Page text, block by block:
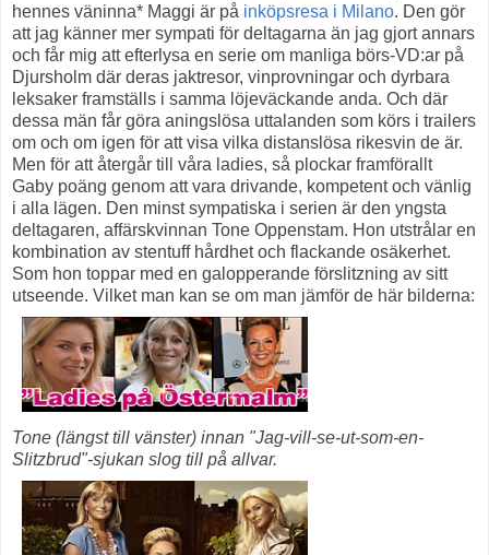
hennes väninna* Maggi är på inköpsresa i Milano. Den gör
att jag känner mer sympati för deltagarna än jag gjort annars
och får mig att efterlysa en serie om manliga börs-VD:ar på
Djursholm där deras jaktresor, vinprovningar och dyrbara
leksaker framställs i samma löjeväckande anda. Och där
dessa män får göra aningslösa uttalanden som körs i trailers
om och om igen för att visa vilka distanslösa rikesvin de är.
Men för att återgår till våra ladies, så plockar framförallt
Gaby poäng genom att vara drivande, kompetent och vänlig
i alla lägen. Den minst sympatiska i serien är den yngsta
deltagaren, affärskvinnan Tone Oppenstam. Hon utstrålar en
kombination av stentuff hårdhet och flackande osäkerhet.
Som hon toppar med en galopperande förslitzning av sitt
utseende. Vilket man kan se om man jämför de här bilderna:
Tone (längst till vänster) innan "Jag-vill-se-ut-som-en-
Slitzbrud"-sjukan slog till på allvar.